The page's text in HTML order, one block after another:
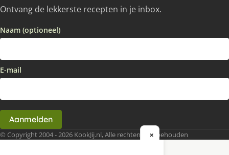
Ontvang de lekkerste recepten in je inbox.
Naam (optioneel)
E-mail
Aanmelden
© Copyright 2004 - 2026 KookJij.nl, Alle rechten voorbehouden
×